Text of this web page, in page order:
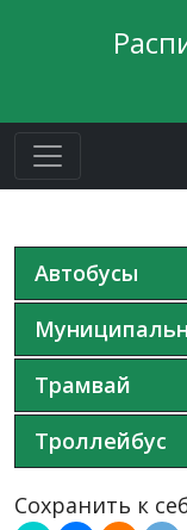
Сохранить к
Автобусы
Трамвай
Троллейбус